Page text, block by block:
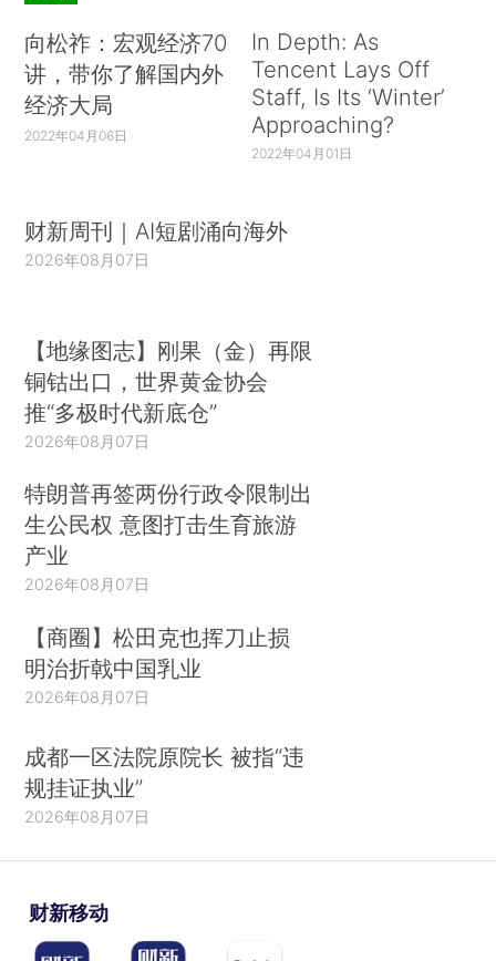
向松祚：宏观经济70
讲，带你了解国内外
经济大局
2022年04月06日
In Depth: As
Tencent Lays Off
Staff, Is Its ‘Winter’
Approaching?
2022年04月01日
财新周刊｜AI短剧涌向海外
2026年08月07日
【地缘图志】刚果（金）再限
铜钴出口，世界黄金协会
推“多极时代新底仓”
2026年08月07日
特朗普再签两份行政令限制出
生公民权 意图打击生育旅游
产业
2026年08月07日
【商圈】松田克也挥刀止损
明治折戟中国乳业
2026年08月07日
成都一区法院原院长 被指“违
规挂证执业”
2026年08月07日
财新移动